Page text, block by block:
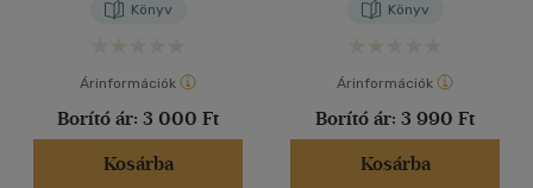
Könyv
Árinformációk
Borító ár: 3 000 Ft
Kosárba
Könyv
Árinformációk
Borító ár: 3 990 Ft
Kosárba